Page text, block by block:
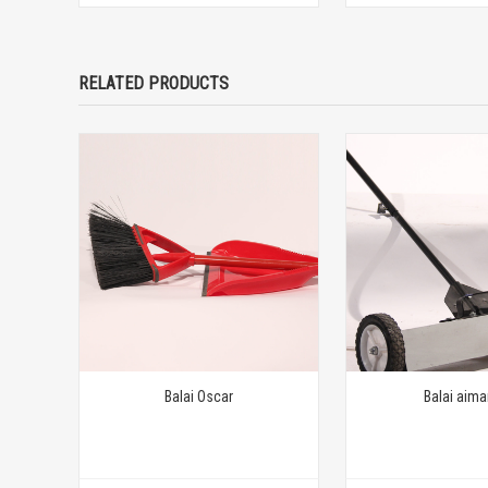
RELATED PRODUCTS
Balai Oscar Balai